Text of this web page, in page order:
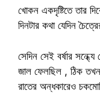
খোকন একদৃষ্টিতে তার
দিনটার কথা যেদিন
সেদিন সেই বর্ষার
জাল ফেলছিল , ঠিক
রাতের অন্ধকারেও